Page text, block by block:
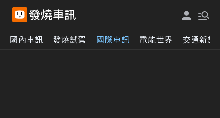
國內車訊 發燒試駕 國際車訊 電能世界 交通新訊